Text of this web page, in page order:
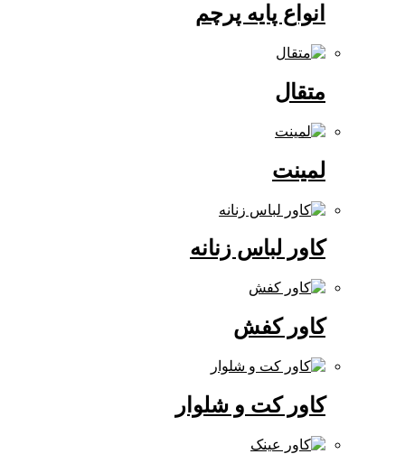
انواع پایه پرچم
کاور لباس زنانه
کاور کفش
کاور کت و شلوار